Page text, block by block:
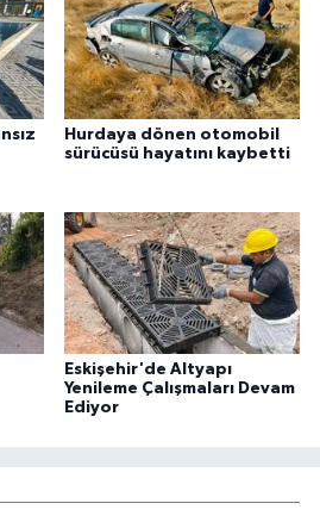
Hurdaya dönen otomobil
sürücüsü hayatını kaybetti
Eskişehir'de Altyapı
Yenileme Çalışmaları Devam
Ediyor